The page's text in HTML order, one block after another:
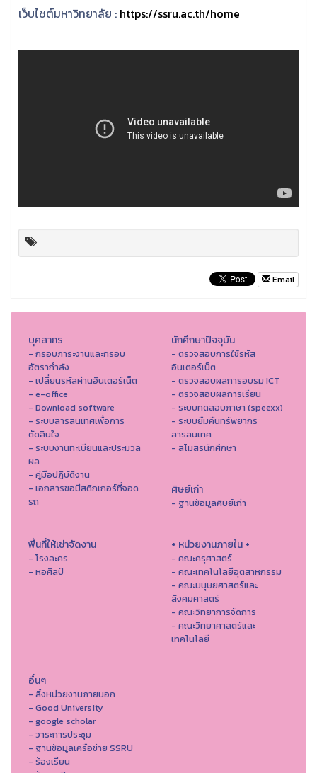
เว็บไซต์มหาวิทยาลัย : https://ssru.ac.th/home
Email
บุคลากร
- กรอบภาระงานและกรอบ
อัตรากำลัง
- เปลี่ยนรหัสผ่านอินเตอร์เน็ต
- e-office
- Download software
- ระบบสารสนเทศเพื่อการ
ตัดสินใจ
- ระบบงานทะเบียนและประมวล
ผล
- คู่มือปฏิบัติงาน
- เอกสารขอมีสติกเกอร์ที่จอด
รถ
นักศึกษาปัจจุบัน
- ตรวจสอบการใช้รหัส
อินเตอร์เน็ต
- ตรวจสอบผลการอบรม ICT
- ตรวจสอบผลการเรียน
- ระบบทดสอบภาษา (speexx)
- ระบบยืมคืนทรัพยากร
สารสนเทศ
- สโมสรนักศึกษา
ศิษย์เก่า
- ฐานข้อมูลศิษย์เก่า
พื้นที่ให้เช่าจัดงาน
- โรงละคร
- หอศิลป์
+ หน่วยงานภายใน +
- คณะครุศาสตร์
- คณะเทคโนโลยีอุตสาหกรรม
- คณะมนุษยศาสตร์และ
สังคมศาสตร์
- คณะวิทยาการจัดการ
- คณะวิทยาศาสตร์และ
เทคโนโลยี
อื่นๆ
- ลิ้งหน่วยงานภายนอก
- Good University
- google scholar
- วาระการประชุม
- ฐานข้อมูลเครือข่าย SSRU
- ร้องเรียน